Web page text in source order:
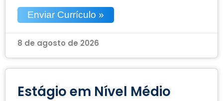
Enviar Currículo »
8 de agosto de 2026
Estágio em Nível Médio